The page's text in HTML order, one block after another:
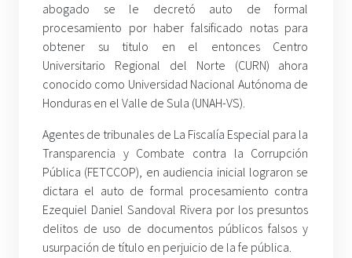
abogado se le decretó auto de formal
procesamiento por haber falsificado notas para
obtener su titulo en el entonces Centro
Universitario Regional del Norte (CURN) ahora
conocido como Universidad Nacional Autónoma de
Honduras en el Valle de Sula (UNAH-VS).
Agentes de tribunales de La Fiscalía Especial para la
Transparencia y Combate contra la Corrupción
Pública (FETCCOP), en audiencia inicial lograron se
dictara el auto de formal procesamiento contra
Ezequiel Daniel Sandoval Rivera por los presuntos
delitos de uso de documentos públicos falsos y
usurpación de título en perjuicio de la fe pública.